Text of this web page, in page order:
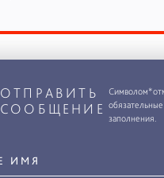
ОТПРАВИТЬ
СООБЩЕНИЕ
заполнения.